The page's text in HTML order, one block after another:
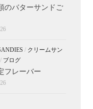
のバターサンドご
/ クリームサン
/ ブログ
フレーバー